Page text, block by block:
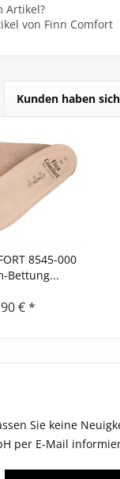
Artikel?
von Finn Comfort
Kunden haben
8545-000
Bettung...
€ *
Sie keine
per E-Mail